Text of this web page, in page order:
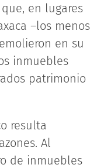
en lugares
–los menos
en su
inmuebles
patrimonio
resulta
Al
de inmuebles